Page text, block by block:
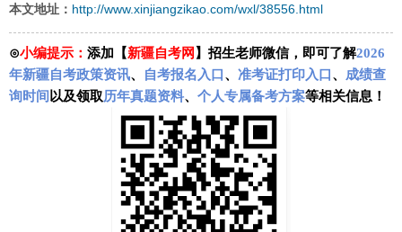
本文地址： http://www.xinjiangzikao.com/wxl/38556.html
⊙小编提示： 添加【新疆自考网 】招生老师微信，即可了解2026
年新疆自考政策资讯、 自考报名入口 、 准考证打印入口 、 成绩查
询时间 以及领取历年真题资料、 个人专属备考方案等相关信息！